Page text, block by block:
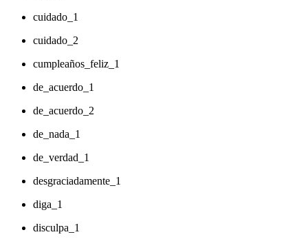
cuidado_1
cuidado_2
cumpleaños_feliz_1
de_acuerdo_1
de_acuerdo_2
de_nada_1
de_verdad_1
desgraciadamente_1
diga_1
disculpa_1